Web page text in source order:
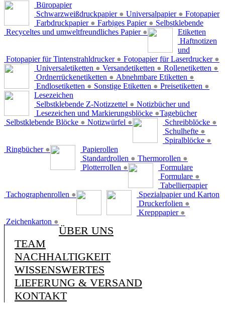
Büropapier
Schwarzweißdruckpapier ● Universalpapier ●
Farbdruckpapier ● Farbiges Papier ●
Recyceltes und umweltfreundliches Papier ●
Fotopapier
Fotopapier für Tintenstrahldrucker ● Fotopapier für Laserdrucker ●
Selbstklebende
Etiketten
Universaletiketten ● Versandetiketten ● Rollenetiketten ●
Ordnerrückenetiketten ● Abnehmbare Etiketten ●
Endlosetiketten ● Sonstige Etiketten ● Preisetiketten ●
Haftnotizen
und
Lesezeichen
Selbstklebende Z-Notizzettel ●
Lesezeichen und Markierungsblöcke ●
Selbstklebende Blöcke ● Notizwürfel ●
Notizbücher und
Tagebücher
Schreibblöcke ●
Schulhefte ●
Spiralblöcke ●
Ringbücher ●
Papierollen
Standardrollen ● Thermorollen ●
Plotterrollen ●
Formulare
Formulare ●
Tachographenrollen ●
Tabellierpapier
Spezialpapier und Karton
Druckerfolien ●
Krepppapier ●
Zeichenkarton ●
ÜBER UNS
TEAM
NACHHALTIGKEIT
WISSENSWERTES
LIEFERUNG & VERSAND
KONTAKT